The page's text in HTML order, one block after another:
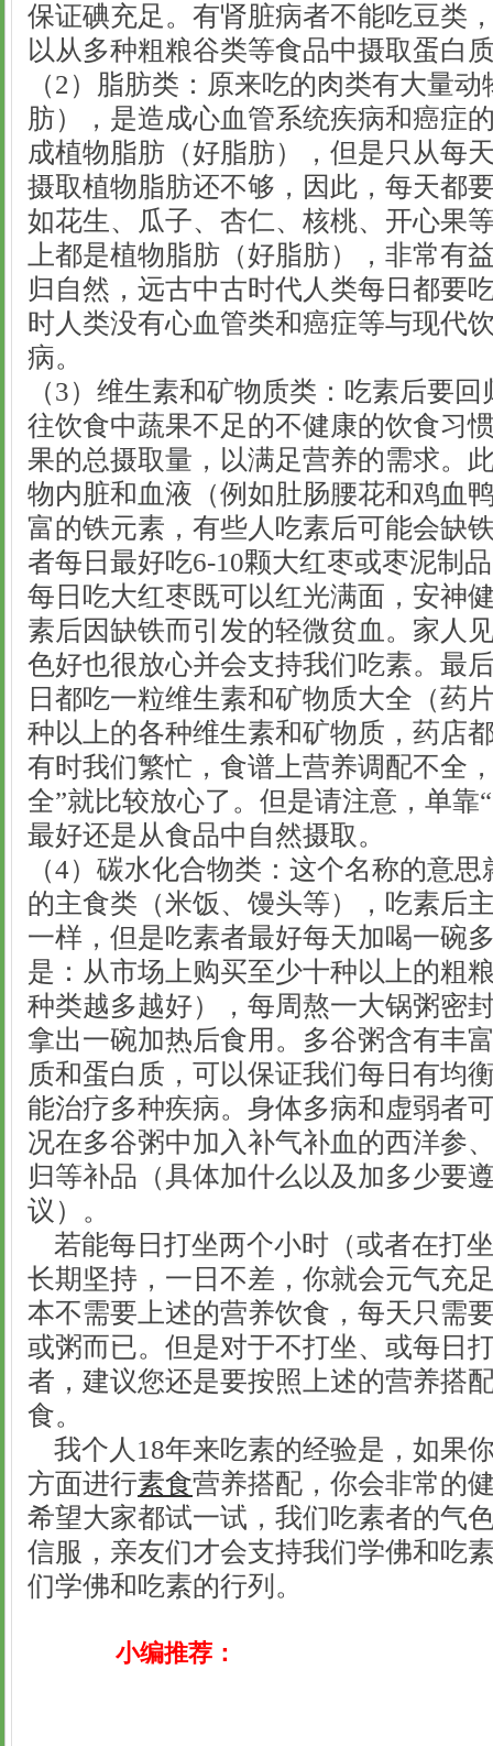
保证碘充足。有肾脏病者不能吃豆类
以从多种粗粮谷类等食品中摄取蛋白
（2）脂肪类：原来吃的肉类有大量
肪），是造成心血管系统疾病和癌症
成植物脂肪（好脂肪），但是只从每
摄取植物脂肪还不够，因此，每天都
如花生、瓜子、杏仁、核桃、开心果
上都是植物脂肪（好脂肪），非常有
归自然，远古中古时代人类每日都要
时人类没有心血管类和癌症等与现代
病。
（3）维生素和矿物质类：吃素后要
往饮食中蔬果不足的不健康的饮食习
果的总摄取量，以满足营养的需求。
物内脏和血液（例如肚肠腰花和鸡血
富的铁元素，有些人吃素后可能会缺
者每日最好吃6-10颗大红枣或枣泥制
每日吃大红枣既可以红光满面，安神
素后因缺铁而引发的轻微贫血。家人
色好也很放心并会支持我们吃素。最
日都吃一粒维生素和矿物质大全（药
种以上的各种维生素和矿物质，药店
有时我们繁忙，食谱上营养调配不全
全”就比较放心了。但是请注意，单靠
最好还是从食品中自然摄取。
（4）碳水化合物类：这个名称的意
的主食类（米饭、馒头等），吃素后
一样，但是吃素者最好每天加喝一碗
是：从市场上购买至少十种以上的粗
种类越多越好），每周熬一大锅粥密
拿出一碗加热后食用。多谷粥含有丰
质和蛋白质，可以保证我们每日有均
能治疗多种疾病。身体多病和虚弱者
况在多谷粥中加入补气补血的西洋参
归等补品（具体加什么以及加多少要
议）。
若能每日打坐两个小时（或者在打
长期坚持，一日不差，你就会元气充
本不需要上述的营养饮食，每天只需
或粥而已。但是对于不打坐、或每日
者，建议您还是要按照上述的营养搭
食。
我个人18年来吃素的经验是，如果
方面进行素食营养搭配，你会非常的
希望大家都试一试，我们吃素者的气
信服，亲友们才会支持我们学佛和吃
们学佛和吃素的行列。
小编推荐：